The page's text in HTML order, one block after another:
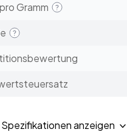
Gramm
anzeigen